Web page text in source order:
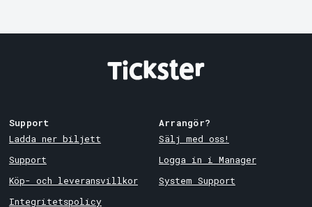
Support
Ladda ner biljett
Support
Köp- och leveransvillkor
Integritetspolicy
Arrangör?
Sälj med oss!
Logga in i Manager
System Support